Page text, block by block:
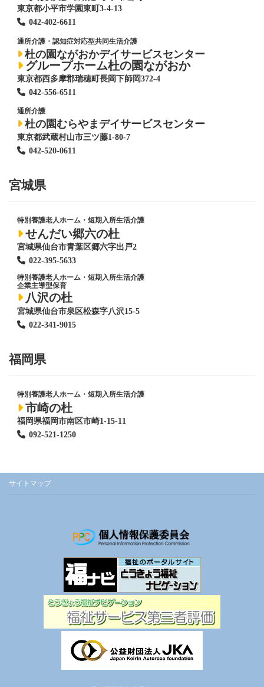
東京都小平市学園東町3-4-13
042-402-6611
通所介護・認知症対応型共同生活介護
杜の園ながおかデイサービスセンター
グループホーム杜の園ながおか
東京都西多摩郡瑞穂町長岡下師岡372-4
042-556-6511
通所介護
杜の園むらやまデイサービスセンター
東京都武蔵村山市三ツ藤1-80-7
042-520-0611
宮城県
特別養護老人ホーム ・短期入所生活介護
せんだい郷六の杜
宮城県仙台市青葉区郷六字出戸2
022-395-5633
特別養護老人ホーム ・短期入所生活介護
企業主導型保育
八沢の杜
宮城県仙台市泉区松森字八沢15-5
022-341-9015
福岡県
特別養護老人ホーム ・短期入所生活介護
市崎の杜
福岡県福岡市南区市崎1-15-11
092-521-1250
サイトマップ